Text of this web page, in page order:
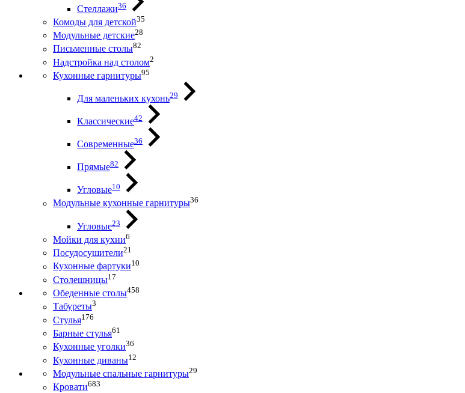
Стеллажи36
Комоды для детской35
Модульные детские28
Письменные столы82
Надстройка над столом2
Кухонные гарнитуры95
Для маленьких кухонь29
Классические42
Современные36
Прямые82
Угловые10
Модульные кухонные гарнитуры36
Угловые23
Мойки для кухни6
Посудосушители21
Кухонные фартуки10
Столешницы17
Обеденные столы458
Табуреты3
Стулья176
Барные стулья61
Кухонные уголки36
Кухонные диваны12
Модульные спальные гарнитуры29
Кровати683